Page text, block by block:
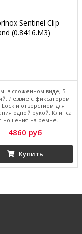
в сложенном виде, 5
Лезвие с фиксатором
и отверстием для
одной рукой. Клипса
ношения на ремне.
4860 руб
Купить